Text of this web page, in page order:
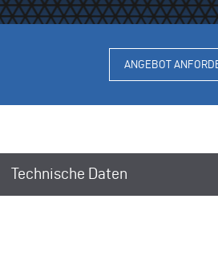
ANGEBOT
Technische Daten